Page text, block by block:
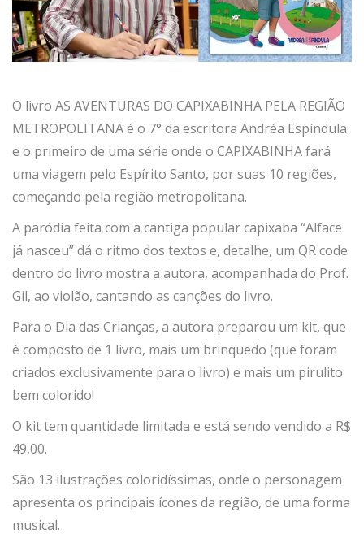
O livro AS AVENTURAS DO CAPIXABINHA PELA REGIÃO
METROPOLITANA é o 7° da escritora Andréa Espíndula
e o primeiro de uma série onde o CAPIXABINHA fará
uma viagem pelo Espírito Santo, por suas 10 regiões,
começando pela região metropolitana.
A paródia feita com a cantiga popular capixaba “Alface
já nasceu” dá o ritmo dos textos e, detalhe, um QR code
dentro do livro mostra a autora, acompanhada do Prof.
Gil, ao violão, cantando as canções do livro.
Para o Dia das Crianças, a autora preparou um kit, que
é composto de 1 livro, mais um brinquedo (que foram
criados exclusivamente para o livro) e mais um pirulito
bem colorido!
O kit tem quantidade limitada e está sendo vendido a R$
49,00.
São 13 ilustrações coloridíssimas, onde o personagem
apresenta os principais ícones da região, de uma forma
musical.